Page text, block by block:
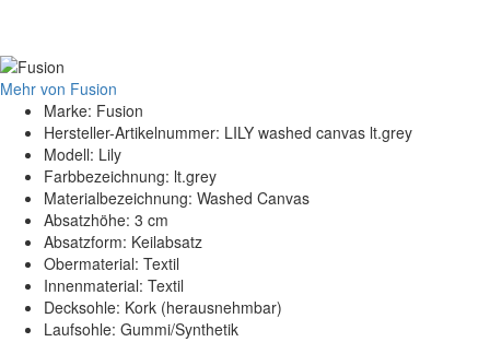
Mehr von Fusion
Marke: Fusion
Hersteller-Artikelnummer: LILY washed canvas lt.grey
Modell: Lily
Farbbezeichnung: lt.grey
Materialbezeichnung: Washed Canvas
Absatzhöhe: 3 cm
Absatzform: Keilabsatz
Obermaterial: Textil
Innenmaterial: Textil
Decksohle: Kork (herausnehmbar)
Laufsohle: Gummi/Synthetik